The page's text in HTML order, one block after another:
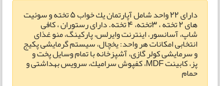
دارای 22 واحد شامل آپارتمان یك خواب 5 تخته و سوئیت
های 2 تخته ، 3تخته، 4 تخته. دارای رستوران ، كافی
شاپ، آسانسور، اینترنت وایرلس، پاركینگ، منو غذای
انتخابی امكانات هر واحد: یخچال، سیستم گرمایشی پكیج
و سرمایشی كولر گازی، آشپزخانه با تمام وسایل پخت و
پز، كابینت MDF، كفپوش سرامیك، سرویس بهداشتی و
حمام